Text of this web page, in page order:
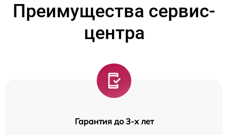
Преимущества сервис-
центра
Гарантия до 3-х лет